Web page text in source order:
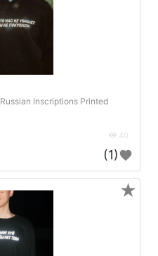
Inscriptions Printed
40
(1)
★